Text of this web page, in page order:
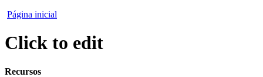
Página inicial
Click to edit
Recursos